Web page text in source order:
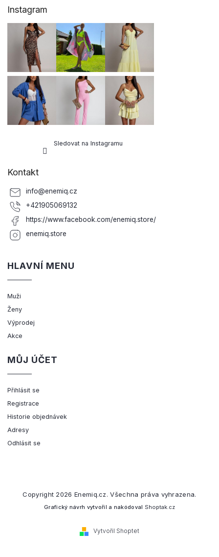
Instagram
Sledovat na Instagramu
Kontakt
info@enemiq.cz
+421905069132
https://www.facebook.com/enemiq.store/
enemiq.store
HLAVNÍ MENU
Muži
Ženy
Výprodej
Akce
MŮJ ÚČET
Přihlásit se
Registrace
Historie objednávek
Adresy
Odhlásit se
Vytvořil Shoptet
Copyright 2026 Enemiq.cz. Všechna práva vyhrazena.
Grafický návrh vytvořil a nakódoval Shoptak.cz